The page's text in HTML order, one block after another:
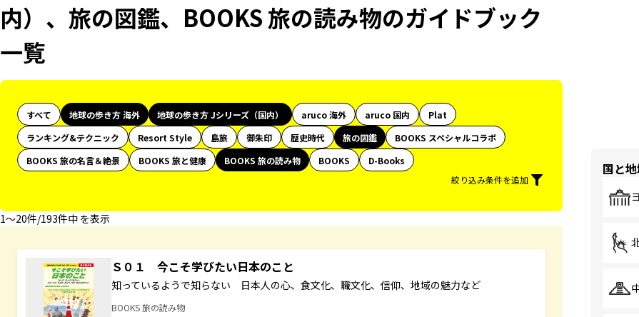
内）、旅の図鑑、BOOKS 旅の読み物のガイドブック
一覧
すべて 地球の歩き方 海外 地球の歩き方 Jシリーズ（国内） aruco 海外 aruco 国内
Plat
ランキング&テクニック
Resort Style 島旅 御朱印 歴史時代 旅の図鑑
BOOKS スペシャルコラボ
BOOKS 旅の名言＆絶景
BOOKS 旅と健康 BOOKS 旅の読み物 BOOKS
D-Books
絞り込み条件を追加
1〜20件/193件中 を表示
Ｓ０１ 今こそ学びたい日本のこと
知っているようで知らない 日本人の心、食文化、職文化、信仰、地域の魅力など
BOOKS 旅の読み物
国と